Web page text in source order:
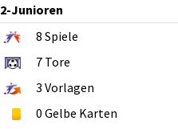
Junioren
8 Spiele
7Tore
3 Vorlagen
0 Gelbe Karten